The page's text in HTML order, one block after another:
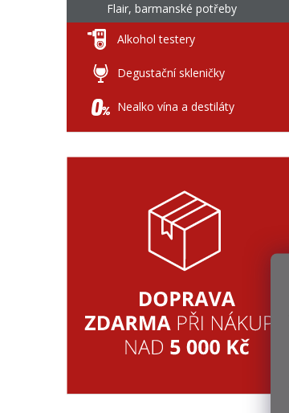
Flair, barmanské potřeby
Alkohol testery
Degustační skleničky
Nealko vína a destiláty